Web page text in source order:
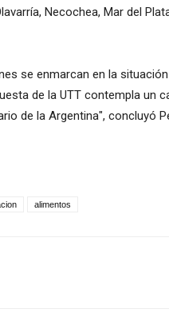
Necochea, Mar del
se enmarcan en la
de la UTT contempla un
de la Argentina", concluyó
alimentos